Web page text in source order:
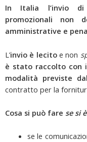
In Italia l’invio di
promozionali non
amministrative e
L’invio è lecitoe non
è stato raccolto con
modalità previste
contratto per la
Cosa si può fare se si
se le